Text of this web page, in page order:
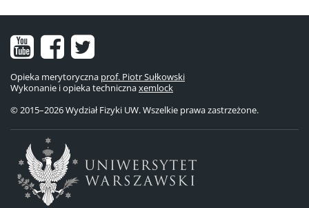
Nasz
kanał
na
YouTube
Nasz
fanpage
na
Facebooku
Nasze
konto
na
Twitterze
Opieka merytoryczna prof. Piotr Sułkowski
Wykonanie i opieka technicznaxemlock
© 2015–2026 Wydział Fizyki UW. Wszelkie prawa zastrzeżone.